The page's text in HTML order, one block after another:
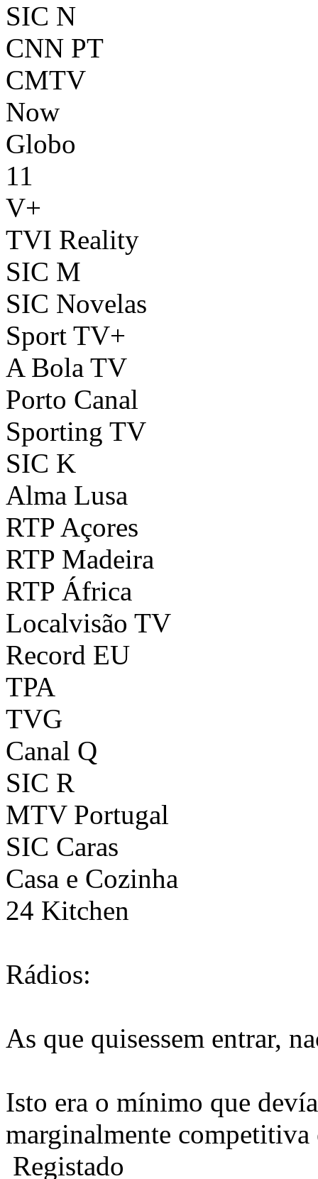
SIC N
CNN PT
CMTV
Now
Globo
11
V+
TVI Reality
SIC M
SIC Novelas
Sport TV+
A Bola TV
Porto Canal
Sporting TV
SIC K
Alma Lusa
RTP Açores
RTP Madeira
RTP África
Localvisão TV
Record EU
TPA
TVG
Canal Q
SIC R
MTV Portugal
SIC Caras
Casa e Cozinha
24 Kitchen
Rádios:
As que quisessem entrar,
Isto era o mínimo que
marginalmente competitiva
Registado